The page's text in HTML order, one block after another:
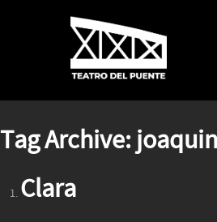
Tag Archive:
Clara